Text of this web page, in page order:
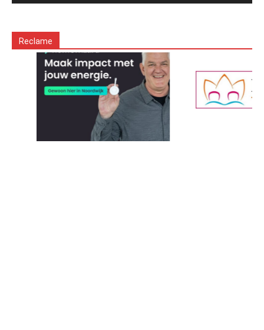
Reclame